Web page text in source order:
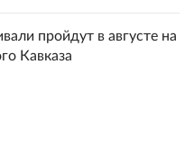
пройдут в августе на
Кавказа